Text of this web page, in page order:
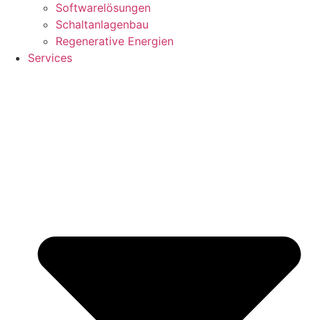
Softwarelösungen
Schaltanlagenbau
Regenerative Energien
Services